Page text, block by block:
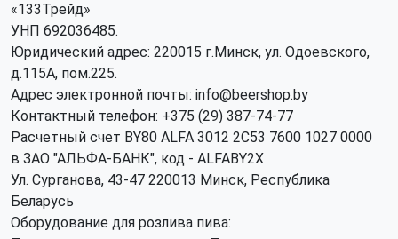
«133Трейд»
УНП 692036485​.
Юридический адрес: 220015 г.Минск, ул. Одоевского,
д.115А, пом.225.
Адрес электронной почты: info@beershop.by
Контактный телефон: +375 (29) 387-74-77
Расчетный счет BY80 ALFA 3012 2C53 7600 1027 0000
в ЗАО "АЛЬФА-БАНК", код - ALFABY2X
Ул. Сурганова, 43-47 220013 Минск, Республика
Беларусь
Оборудование для розлива пива: